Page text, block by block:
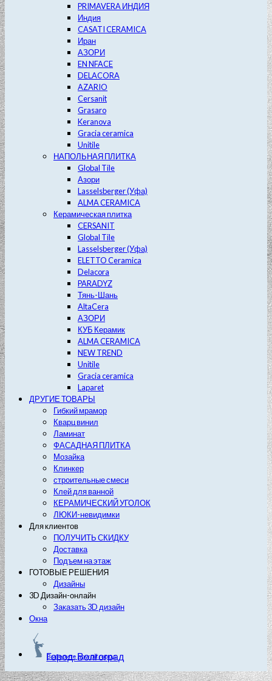
PRIMAVERA ИНДИЯ
Индия
CASATI CERAMICA
Иран
АЗОРИ
EN NFACE
DELACORA
AZARIO
Cersanit
Grasaro
Keranova
Gracia ceramica
Unitile
НАПОЛЬНАЯ ПЛИТКА
Global Tile
Азори
Lasselsberger (Уфа)
ALMA CERAMICA
Керамическая плитка
CERSANIT
Global Tile
Lasselsberger (Уфа)
ELETTO Ceramica
Delacora
PARADYZ
Тянь-Шань
AltaCera
АЗОРИ
КУБ Керамик
ALMA CERAMICA
NEW TREND
Unitile
Gracia ceramica
Laparet
ДРУГИЕ ТОВАРЫ
Гибкий мрамор
Кварц винил
Ламинат
ФАСАДНАЯ ПЛИТКА
Мозайка
Клинкер
строительные смеси
Клей для ванной
КЕРАМИЧЕСКИЙ УГОЛОК
ЛЮКИ-невидимки
Для клиентов
ПОЛУЧИТЬ СКИДКУ
Доставка
Подъем на этаж
ГОТОВЫЕ РЕШЕНИЯ
Дизайны
3D Дизайн-онлайн
Заказать 3D дизайн
Окна
Город: Волгоград
Выберите другой город